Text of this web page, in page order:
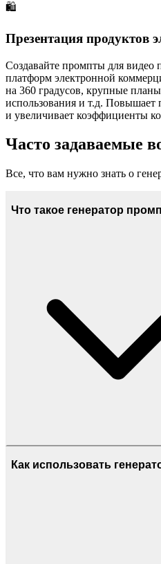
🛍️
Презентация продуктов
Создавайте промпты для видео
платформ электронной
на 360 градусов, крупные
использования и т.д. Повышает
и увеличивает коэффициенты
Часто задаваемые
Все, что вам нужно знать о
Что такое генератор
Как использовать